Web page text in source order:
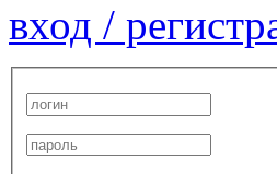
вход /